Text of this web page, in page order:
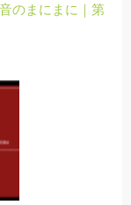
のまにまに｜第